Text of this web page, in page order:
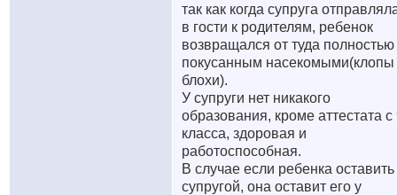
так как когда супруга
в гости к родителям, ребенок
возвращался от туда полностью
покусанным насекомыми(клопы
блохи).
У супруги нет никакого
образования, кроме аттестата с
класса, здоровая и
работоспособная.
В случае если ребенка оставить
супругой, она оставит его у